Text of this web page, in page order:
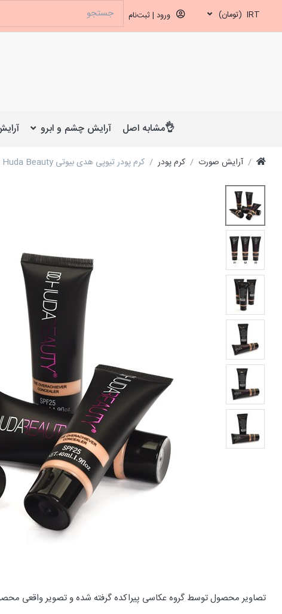
IRT (تومان) ورود | ثبت‌نام
👌مشابه اصل آرایش چشم و ابرو
آرایش صورت کرم پودر کرم پودر تیوپی هدی بیوتی Huda Beauty
تصاویر محصول توسط گروه عکاسی پیراکده گرفته شده و تصویر واقعی